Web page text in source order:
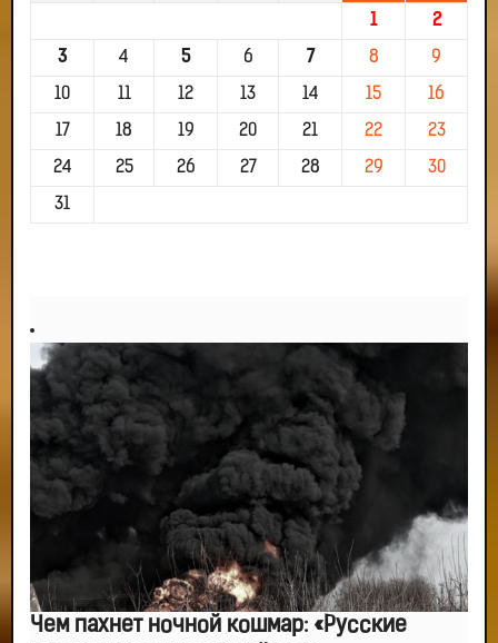
1 2
3 4 5 6 7 8 9
10 11 12 13 14 15 16
17 18 19 20 21 22 23
24 25 26 27 28 29 30
31
Чем пахнет ночной кошмар: «Русские